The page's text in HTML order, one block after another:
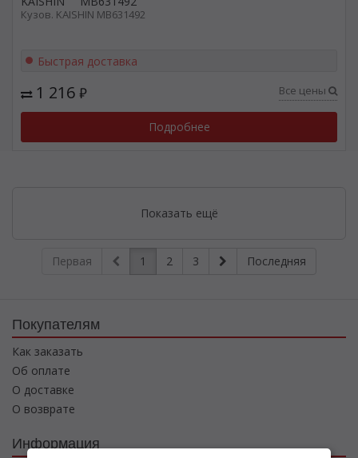
Кузов. KAISHIN MB631492
Быстрая доставка
1 216 ₽ Все цены
Подробнее
Показать ещё
Первая 1 2 3 Последняя
Покупателям
Как заказать
Об оплате
О доставке
О возврате
Информация